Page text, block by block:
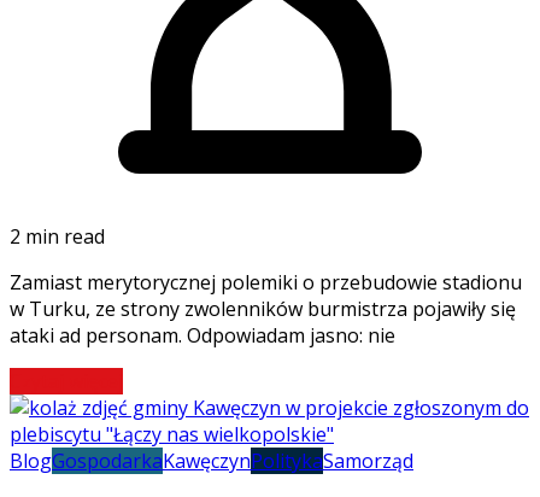
2 min read
Zamiast merytorycznej polemiki o przebudowie stadionu
w Turku, ze strony zwolenników burmistrza pojawiły się
ataki ad personam. Odpowiadam jasno: nie
BlogGospodarkaKawęczynPolitykaSamorząd